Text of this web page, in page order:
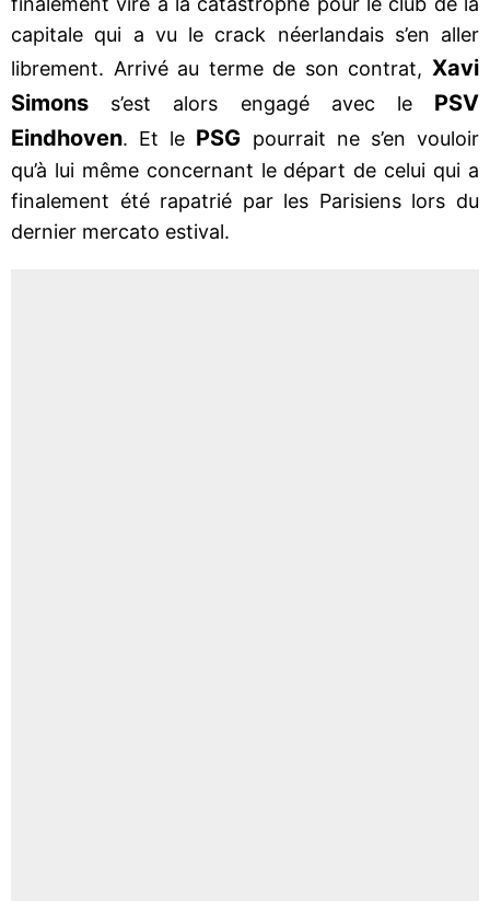
capitale qui a vu le crack néerlandais s’en aller
librement. Arrivé au terme de son contrat, Xavi
Simons s’est alors engagé avec le PSV
Eindhoven. Et le PSG pourrait ne s’en vouloir
qu’à lui même concernant le départ de celui qui a
finalement été rapatrié par les Parisiens lors du
dernier mercato estival.